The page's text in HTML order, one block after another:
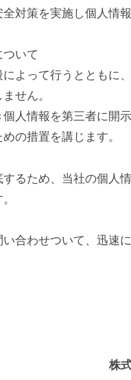
対策を実施し個人情
いて
よって行うとともに
せん。
人情報を第三者に開
の措置を講じます。
るため、当社の個人
合わせついて、迅速
株